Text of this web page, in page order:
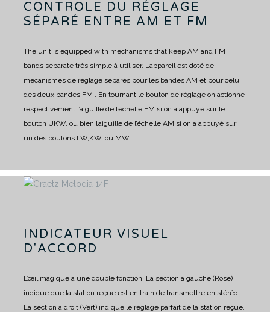
CONTROLE DU RÉGLAGE
SÉPARÉ ENTRE AM ET FM
The unit is equipped with mechanisms that keep AM and FM
bands separate très simple à utiliser. L’appareil est doté de
mecanismes de réglage séparés pour les bandes AM et pour celui
des deux bandes FM . En tournant le bouton de réglage on actionne
respectivement l’aiguille de l’échelle FM si on a appuyé sur le
bouton UKW, ou bien l’aiguille de l’échelle AM si on a appuyé sur
un des boutons LW,KW, ou MW.
INDICATEUR VISUEL
D'ACCORD
L’œil magique a une double fonction. La section à gauche (Rose)
indique que la station reçue est en train de transmettre en stéréo.
La section à droit (Vert) indique le réglage parfait de la station reçue.